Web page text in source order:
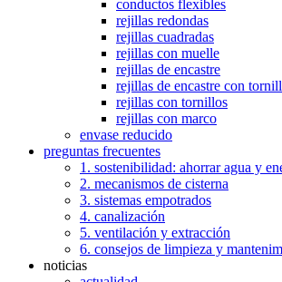
conductos flexibles
rejillas redondas
rejillas cuadradas
rejillas con muelle
rejillas de encastre
rejillas de encastre con
rejillas con tornillos
rejillas con marco
envase reducido
preguntas frecuentes
1. sostenibilidad: ahorrar agua y
2. mecanismos de cisterna
3. sistemas empotrados
4. canalización
5. ventilación y extracción
6. consejos de limpieza y
noticias